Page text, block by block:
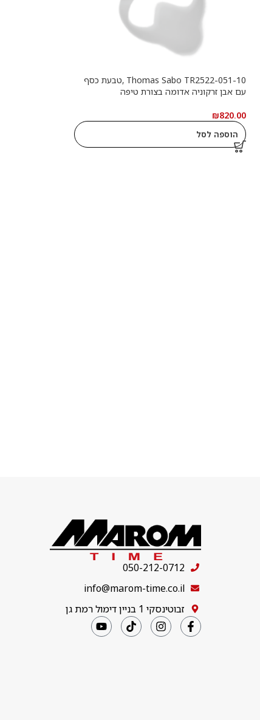
Thomas Sabo TR2522-051-10 ,טבעת כסף
עם אבן זרקוניה אדומה בצורת טיפה
₪820.00
הוספה לסל
050-212-0712
info@marom-time.co.il
זבוטינסקי 1 בניין דימול רמת גן